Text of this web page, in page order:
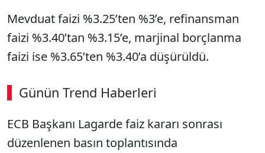
Mevduat faizi %3.25’ten %3’e, refinansman
faizi %3.40’tan %3.15’e, marjinal borçlanma
faizi ise %3.65’ten %3.40’a düşürüldü.
Günün Trend Haberleri
ECB Başkanı Lagarde faiz kararı sonrası
düzenlenen basın toplantısında